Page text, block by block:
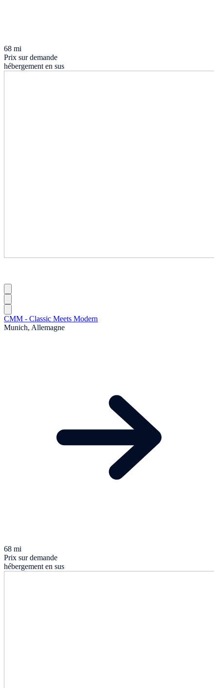
68 mi
Prix sur demande
hébergement en sus
CMM - Classic Meets Modern
Munich, Allemagne
68 mi
Prix sur demande
hébergement en sus